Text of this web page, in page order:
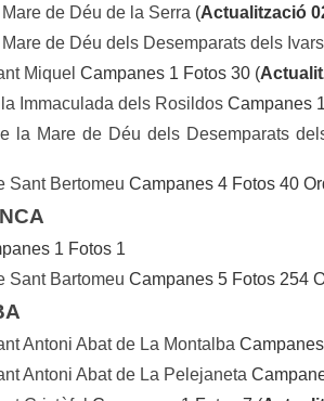
de Déu de la Serra (Actualització
de Déu dels Desemparats dels
Miquel Campanes 1 Fotos 30 (
Immaculada dels Rosildos Campanes
la Mare de Déu dels Desemparats
Sant Bertomeu Campanes 4 Fotos 40
1 Fotos 1
Sant Bartomeu Campanes 5 Fotos 254
Antoni Abat de La Montalba
Antoni Abat de La Pelejaneta